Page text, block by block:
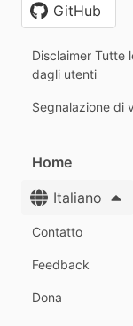
GitHub
Disclaimer Tutte
dagli utenti
Segnalazione di
Home
Italiano
Contatto
Feedback
Dona